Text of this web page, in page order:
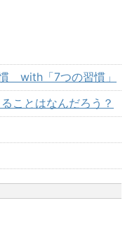
with「7つの習慣」
ことはなんだろう？